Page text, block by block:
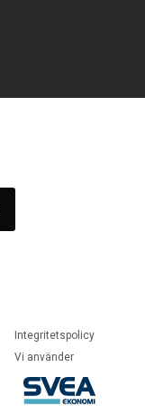
Integritetspolicy
Vi använder